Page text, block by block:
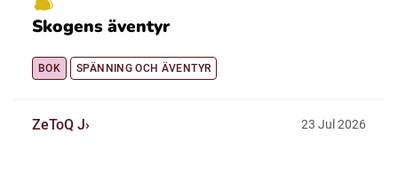
Skogens äventyr
BOK SPÄNNING OCH ÄVENTYR
ZeToQ J 23 Jul 2026